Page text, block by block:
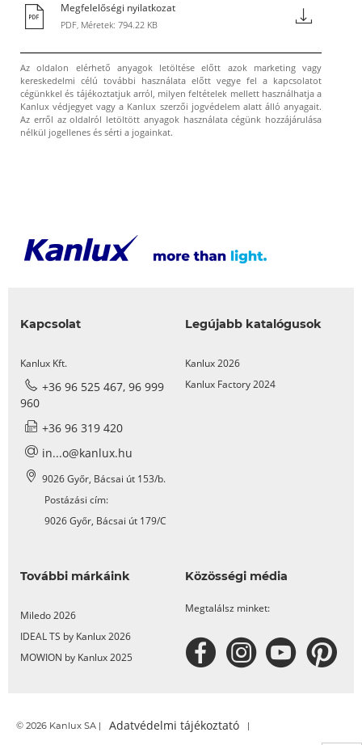
Megfelelőségi nyilatkozat
PDF, Méretek: 794.22 KB
Az oldalon elérhető anyagok letöltése előtt azok marketing vagy
kereskedelmi célú további használata előtt vegye fel a kapcsolatot
cégünkkel és tájékoztatjuk arról, milyen feltételek mellett használhatja a
Kanlux védjegyet vagy a Kanlux szerzői jogvédelem alatt álló anyagait.
Az erről az oldalról letöltött anyagok használata cégünk hozzájárulása
nélkül jogellenes és sérti a jogainkat.
Kapcsolat
Kanlux Kft.
+36 96 525 467, 96 999
960
+36 96 319 420
in...o@kanlux.hu
9026 Győr, Bácsai út 153/b.
Postázási cím:
9026 Győr, Bácsai út 179/C
Legújabb katalógusok
Kanlux 2026
Kanlux Factory 2024
További márkáink
Miledo 2026
IDEAL TS by Kanlux 2026
MOWION by Kanlux 2025
Közösségi média
Megtalálsz minket:
© 2026 Kanlux SA | Adatvédelmi tájékoztató |